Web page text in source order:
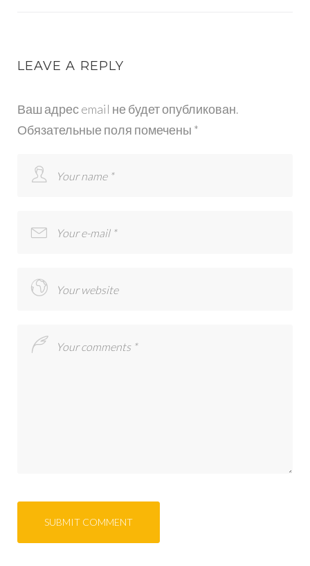
LEAVE A REPLY
Ваш адрес email не будет опубликован.
Обязательные поля помечены *